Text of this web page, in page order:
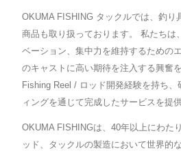
OKUMA FISHING タックルでは、釣り
商品も取り扱っております。 私たちは
ベーション、集中力を維持するための
のキャストに高い期待を注入する興奮
Fishing Reel / ロッド開発経験を持ち
ィングを通じて完成したサービスを提供
OKUMA FISHINGは、40年以上にわた
ッド、タックルの製造において世界的